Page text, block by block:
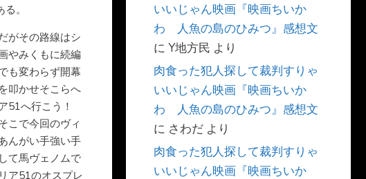
。
がその路線はシ
やみくもに続編
も変わらず開幕
叩かせそこらへ
51へ行こう！
こで今回のヴィ
んがい手強い手
て馬ヴェノムで
ア51のオスプレ
いいじゃん映画『映画ちいか
わ 人魚の島のひみつ』感想文
に Y地方民 より
肉食った犯人探して裁判すりゃ
いいじゃん映画『映画ちいか
わ 人魚の島のひみつ』感想文
に さわだ より
肉食った犯人探して裁判すりゃ
いいじゃん映画『映画ちいか